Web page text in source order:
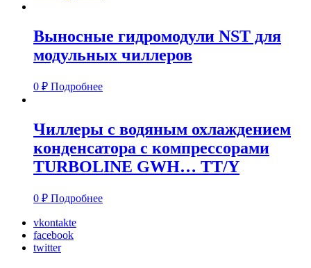
Выносные гидромодули NST для
модульных чиллеров
0 ₽ Подробнее
Чиллеры с водяным охлаждением
конденсатора с компрессорами
TURBOLINE GWH… TT/Y
0 ₽ Подробнее
vkontakte
facebook
twitter